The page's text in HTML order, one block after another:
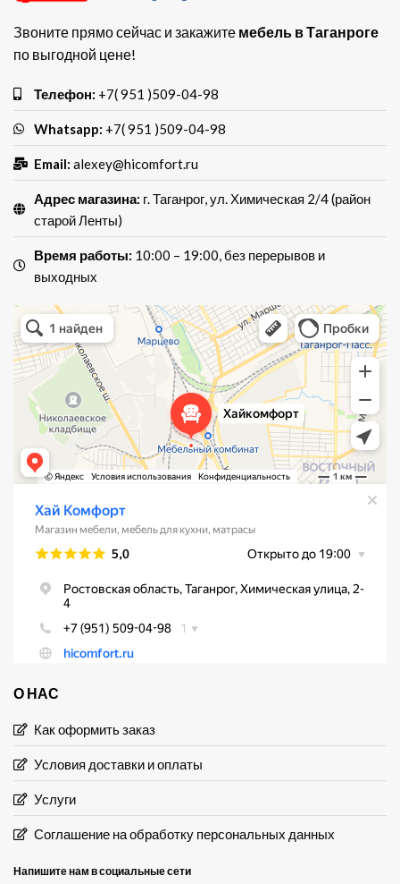
Звоните прямо сейчас и закажите мебель в Таганроге
по выгодной цене!
Телефон: +7( 951 )509-04-98
Whatsapp: +7( 951 )509-04-98
Email: alexey@hicomfort.ru
Адрес магазина: г. Таганрог, ул. Химическая 2/4 (район
старой Ленты)
Время работы: 10:00 – 19:00, без перерывов и
выходных
Хай Комфорт
Магазин мебели в Таганроге
Мебель для кухни в Таганроге
О НАС
Как оформить заказ
Условия доставки и оплаты
Услуги
Соглашение на обработку персональных данных
Напишите нам в социальные сети